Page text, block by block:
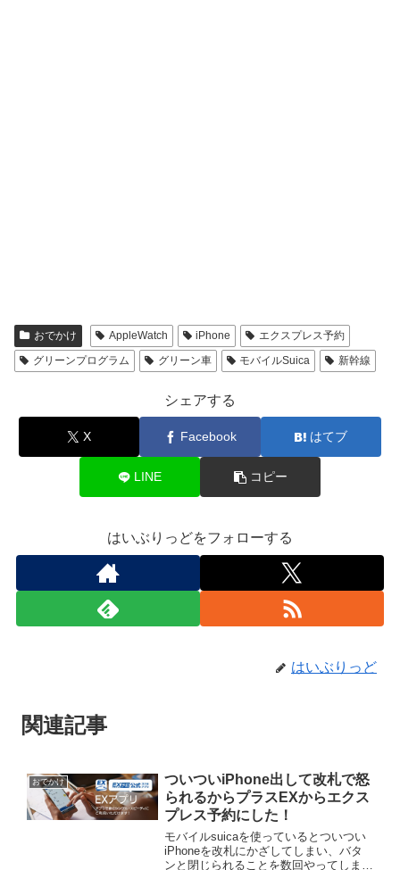
おでかけ AppleWatch iPhone
エクスプレス予約
グリーンプログラム
グリーン車 モバイルSuica 新幹線
シェアする
X Facebook はてブ
LINE コピー
はいぶりっどをフォローする
はいぶりっど
関連記事
おでかけ
ついついiPhone出して改札で怒
られるからプラスEXからエクス
プレス予約にした！
モバイルsuicaを使っているとついつい
iPhoneを改札にかざしてしまい、バタ
ンと閉じられることを数回やってしまっ